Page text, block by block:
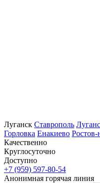
Луганск Ставрополь
Горловка Енакиево
Качественно
Круглосуточно
Доступно
+7 (959) 597-80-54
Анонимная горячая линия